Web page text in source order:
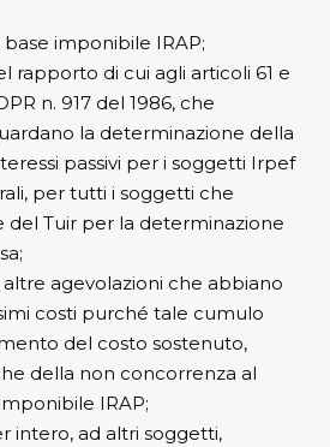
imponibile IRAP;
rapporto di cui agli articoli 61 e
n. 917 del 1986, che
la determinazione della
passivi per i soggetti Irpef
per tutti i soggetti che
Tuir per la determinazione
agevolazioni che abbiano
costi purché tale cumulo
del costo sostenuto,
della non concorrenza al
IRAP;
intero, ad altri soggetti,